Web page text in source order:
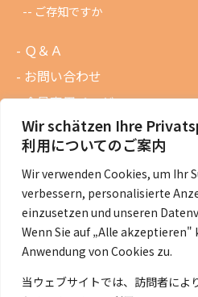
Wir schätzen Ihre
利用についてのご案内
Wir verwenden Cookies, um Ihr
verbessern, personalisierte
einzusetzen und unseren
Wenn Sie auf „Alle
Anwendung von Cookies zu.
当ウェブサイトでは、訪問者によ
ご存知ですか
Ｑ＆Ａ
お問い合わせ
会員専用ページ
ニュースレターバックナンバー
過去の講演資料
総会議事録
定款・会費規定など
コラムの紹介
コラム一覧